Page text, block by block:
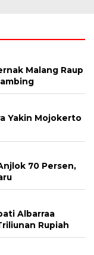
Malang Raup
Yakin Mojokerto
70 Persen,
Albarraa
Rupiah